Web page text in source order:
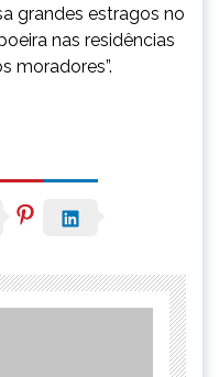
grandes estragos no
nas residências
moradores”.